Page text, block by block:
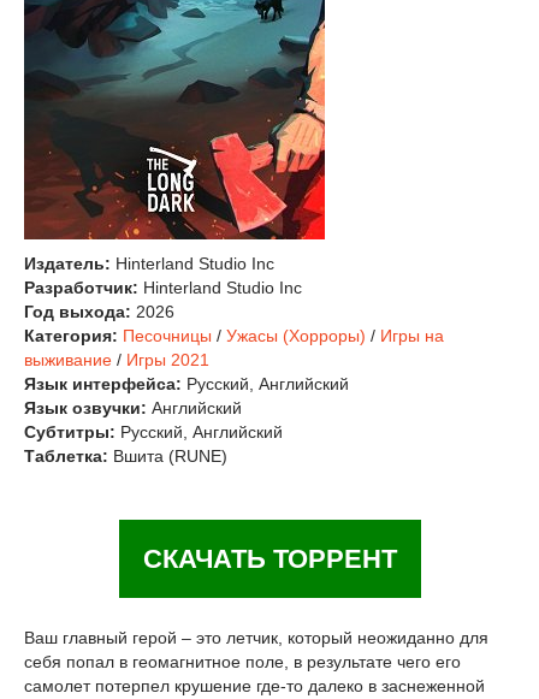
Издатель: Hinterland Studio Inc
Разработчик: Hinterland Studio Inc
Год выхода: 2026
Категория: Песочницы / Ужасы (Хорроры) / Игры на
выживание / Игры 2021
Язык интерфейса: Русский, Английский
Язык озвучки: Английский
Субтитры: Русский, Английский
Таблетка: Вшита (RUNE)
СКАЧАТЬ ТОРРЕНТ
Ваш главный герой – это летчик, который неожиданно для
себя попал в геомагнитное поле, в результате чего его
самолет потерпел крушение где-то далеко в заснеженной